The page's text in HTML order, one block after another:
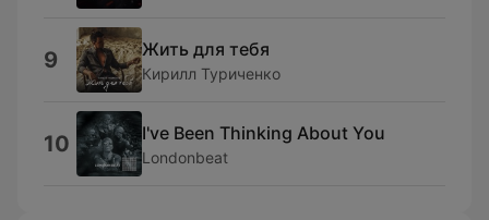
9 Жить для тебя
Кирилл Туриченко
10 I've Been Thinking About You
Londonbeat